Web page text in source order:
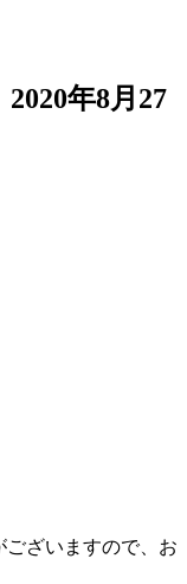
2020年8月27
ざいますので、お